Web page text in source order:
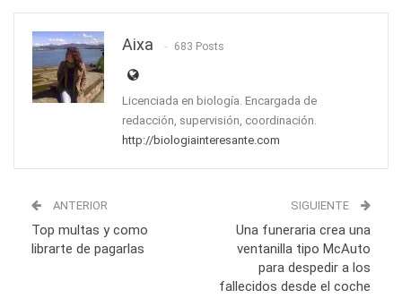
Aixa 683 Posts
Licenciada en biología. Encargada de
redacción, supervisión, coordinación.
http://biologiainteresante.com
ANTERIOR
Top multas y como
librarte de pagarlas
SIGUIENTE
Una funeraria crea una
ventanilla tipo McAuto
para despedir a los
fallecidos desde el coche